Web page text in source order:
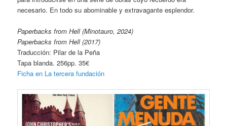
necesario. En todo su abominable y extravagante esplendor.
Paperbacks from Hell (Minotauro, 2024)
Paperbacks from Hell (2017)
Traducción: Pilar de la Peña
Tapa blanda. 256pp. 35€
Ficha en La tercera fundación